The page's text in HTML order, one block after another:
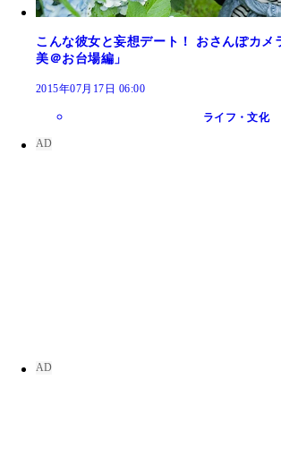
こんな彼女と妄想デート！ おさんぽカメ
美＠お台場編」
2015年07月17日 06:00
ライフ・文化